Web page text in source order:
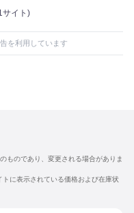
ダーライドブッ
サイト)
を利用しています
ものであり、変更される場合がありま
に表示されている価格および在庫状